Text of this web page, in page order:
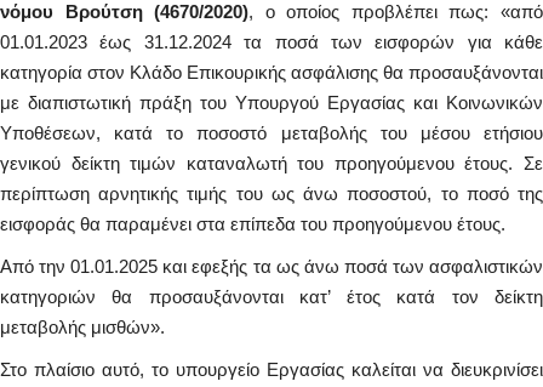
νόμου Βρούτση (4670/2020), ο οποίος προβλέπει πως: «από
01.01.2023 έως 31.12.2024 τα ποσά των εισφορών για κάθε
κατηγορία στον Κλάδο Επικουρικής ασφάλισης θα προσαυξάνονται
με διαπιστωτική πράξη του Υπουργού Εργασίας και Κοινωνικών
Υποθέσεων, κατά το ποσοστό μεταβολής του μέσου ετήσιου
γενικού δείκτη τιμών καταναλωτή του προηγούμενου έτους. Σε
περίπτωση αρνητικής τιμής του ως άνω ποσοστού, το ποσό της
εισφοράς θα παραμένει στα επίπεδα του προηγούμενου έτους.
Από την 01.01.2025 και εφεξής τα ως άνω ποσά των ασφαλιστικών
κατηγοριών θα προσαυξάνονται κατ’ έτος κατά τον δείκτη
μεταβολής μισθών».
Στο πλαίσιο αυτό, το υπουργείο Εργασίας καλείται να διευκρινίσει